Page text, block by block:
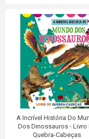
A Incrível História Do
Dos Dinossauros - Livro
Quebra-Cabeças